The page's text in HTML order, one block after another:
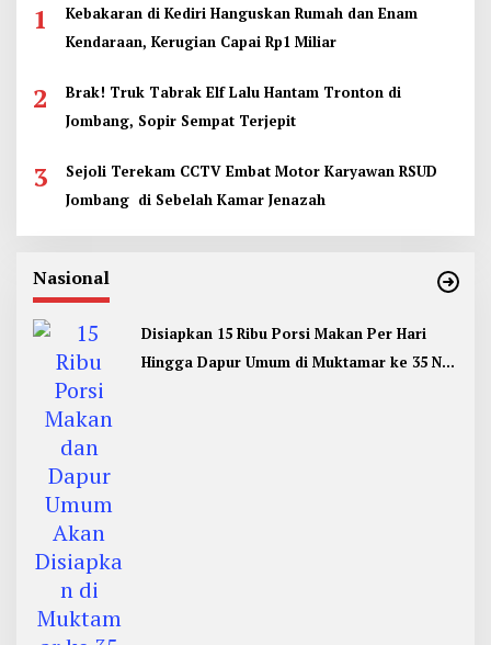
1
Kebakaran di Kediri Hanguskan Rumah dan Enam
Kendaraan, Kerugian Capai Rp1 Miliar
2
Brak! Truk Tabrak Elf Lalu Hantam Tronton di
Jombang, Sopir Sempat Terjepit
3
Sejoli Terekam CCTV Embat Motor Karyawan RSUD
Jombang di Sebelah Kamar Jenazah
Nasional
Disiapkan 15 Ribu Porsi Makan Per Hari
Hingga Dapur Umum di Muktamar ke 35 NU